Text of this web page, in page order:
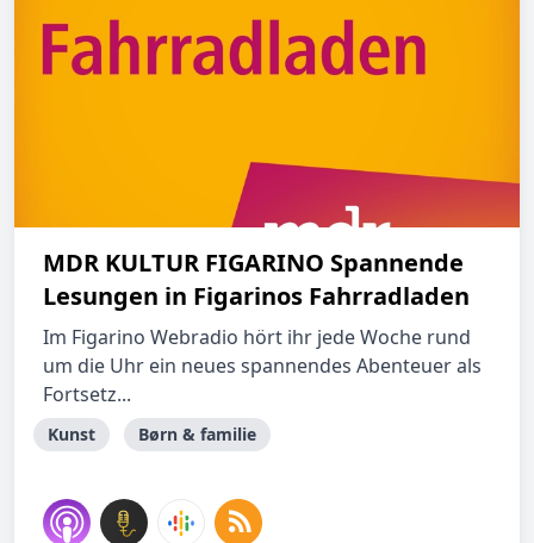
MDR KULTUR FIGARINO Spannende
Lesungen in Figarinos Fahrradladen
Im Figarino Webradio hört ihr jede Woche rund
um die Uhr ein neues spannendes Abenteuer als
Fortsetz...
Kunst Børn & familie